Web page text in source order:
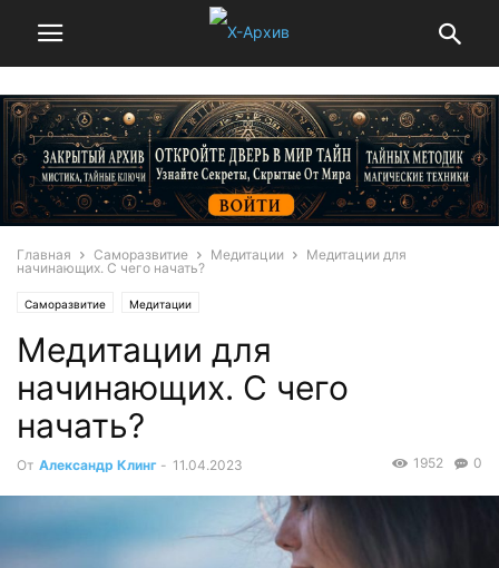
Главная Саморазвитие Медитации
Медитации для
начинающих. С чего начать?
Саморазвитие Медитации
Медитации для
начинающих. С чего
начать?
От Александр Клинг - 11.04.2023 0
1952